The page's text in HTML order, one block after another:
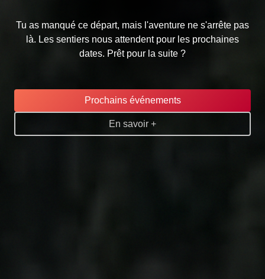
Tu as manqué ce départ, mais l'aventure ne s'arrête pas
là. Les sentiers nous attendent pour les prochaines
dates. Prêt pour la suite ?
Prochains événements
En savoir +